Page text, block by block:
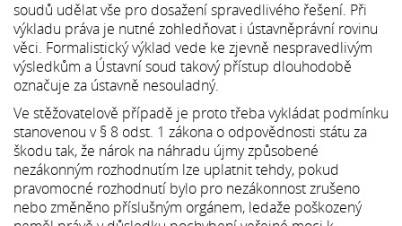
soudů udělat vše pro dosažení spravedlivého řešení. Při
výkladu práva je nutné zohledňovat i ústavněprávní rovinu
věci. Formalistický výklad vede ke zjevně nespravedlivým
výsledkům a Ústavní soud takový přístup dlouhodobě
označuje za ústavně nesouladný.
Ve stěžovatelově případě je proto třeba vykládat podmínku
stanovenou v § 8 odst. 1 zákona o odpovědnosti státu za
škodu tak, že nárok na náhradu újmy způsobené
nezákonným rozhodnutím lze uplatnit tehdy, pokud
pravomocné rozhodnutí bylo pro nezákonnost zrušeno
nebo změněno příslušným orgánem, ledaže poškozený